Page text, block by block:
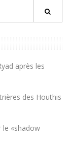
après les
des Houthis
le «shadow